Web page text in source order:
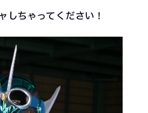
しちゃってください！